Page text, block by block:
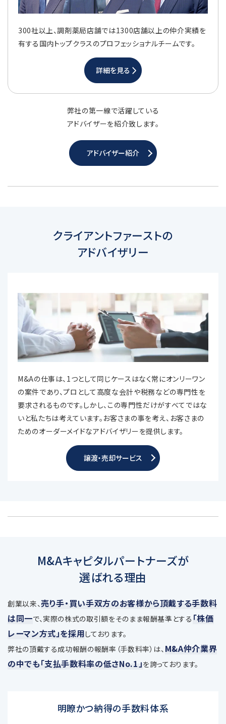
300社以上、調剤薬局店舗では1300店舗以上の仲介実績を
有する国内トップクラスのプロフェッショナルチームです。
詳細を見る
弊社の第一線で活躍している
アドバイザーを紹介致します。
アドバイザー紹介
クライアントファーストの
アドバイザリー
M&Aの仕事は、1つとして同じケースはなく常にオンリーワン
の案件であり、プロとして高度な会計や税務などの専門性を
要求されるものです。しかし、この専門性だけがすべてではな
いと私たちは考えています。お客さまの事を考え、お客さまの
ためのオーダーメイドなアドバイザリーを提供します。
譲渡・売却サービス
M&Aキャピタルパートナーズが
選ばれる理由
創業以来、 売り手・買い手双方のお客様から頂戴する手数料
は同一で、実際の株式の取引額をそのまま報酬基準とする 「株価
レーマン方式」を採用しております。
弊社の頂戴する成功報酬の報酬率（手数料率）は、 M&A仲介業界
の中でも「支払手数料率の低さNo.1」を誇っております。
明瞭かつ納得の手数料体系